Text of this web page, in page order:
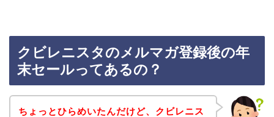
クビレニスタのメルマガ登録後の年
末セールってあるの？
ちょっとひらめいたんだけど、クビレニス